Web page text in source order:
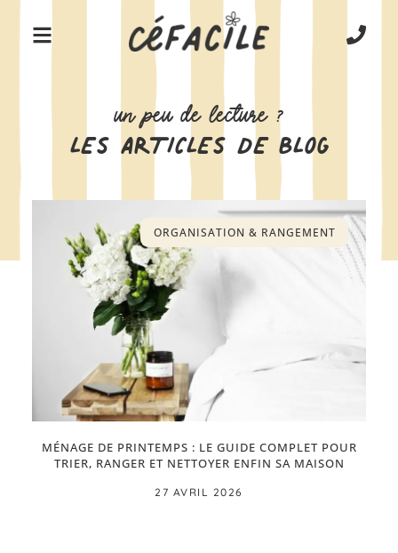
UN PEU DE LECTURE ?
LES ARTICLES DE BLOG
ORGANISATION & RANGEMENT
MÉNAGE DE PRINTEMPS : LE GUIDE COMPLET POUR
TRIER, RANGER ET NETTOYER ENFIN SA MAISON
27 AVRIL 2026